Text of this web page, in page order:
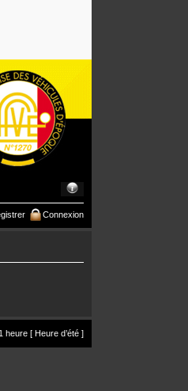
Connexion
heure [ Heure d’été ]